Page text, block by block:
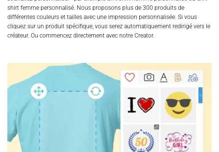
shirt femme personnalisé. Nous proposons plus de 300 produits de
différentes couleurs et tailles avec une impression personnalisée. Si vous
cliquez sur un produit spécifique, vous serez automatiquement redirigé vers le
créateur. Ou commencez directement avec notre Creator.